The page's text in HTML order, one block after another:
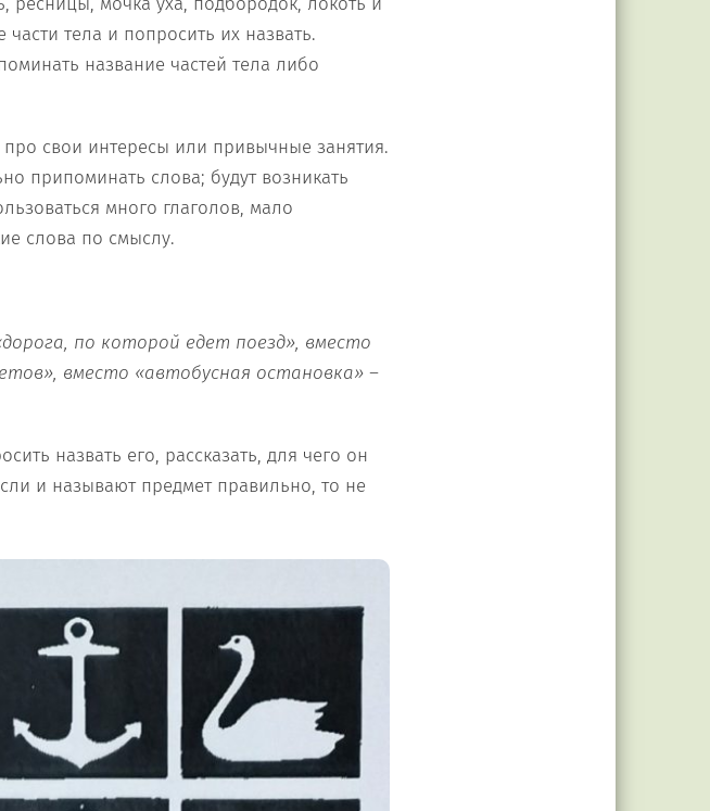
тела и попросить их назвать.
название частей тела либо
свои интересы или привычные занятия.
припоминать слова; будут возникать
много глаголов, мало
слова по смыслу.
по которой едет поезд», вместо
вместо «автобусная остановка» –
назвать его, рассказать, для чего он
и называют предмет правильно, то не